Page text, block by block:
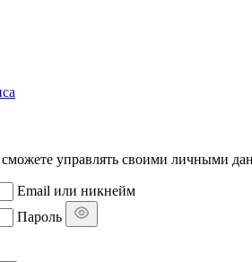
управлять своими личными
Email или никнейм
Пароль